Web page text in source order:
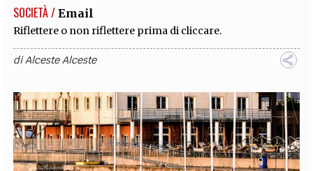
SOCIETÀ / Email
Riflettere o non riflettere prima di cliccare.
diAlceste Alceste